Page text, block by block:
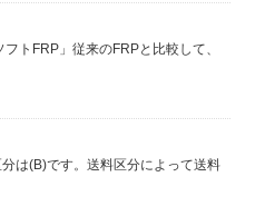
トFRP」従来のFRPと比較して、
は(B)です。送料区分によって送料